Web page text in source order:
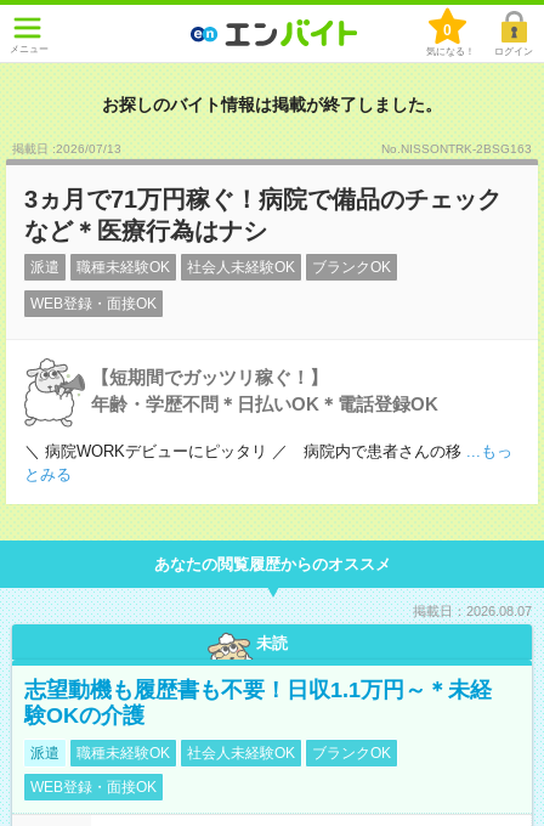
メニュー
0
気になる！ ログイン
お探しのバイト情報は掲載が終了しました。
掲載日 :2026/07/13 No.NISSONTRK-2BSG163
3ヵ月で71万円稼ぐ！病院で備品のチェック
など＊医療行為はナシ
派遣 職種未経験OK 社会人未経験OK ブランクOK
WEB登録・面接OK
【短期間でガッツリ稼ぐ！】
年齢・学歴不問＊日払いOK＊電話登録OK
＼ 病院WORKデビューにピッタリ ／ 病院内で患者さんの移 ...もっ
とみる
あなたの閲覧履歴からのオススメ
掲載日：2026.08.07
未読
志望動機も履歴書も不要！日収1.1万円～＊未経
験OKの介護
派遣 職種未経験OK 社会人未経験OK
ブランクOK
WEB登録・面接OK